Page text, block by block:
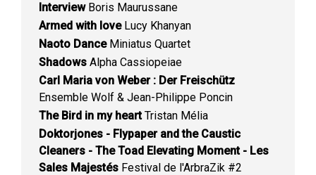
InterviewBoris Maurussane
Armed with loveLucy Khanyan
Naoto DanceMiniatus Quartet
Shadows Alpha Cassiopeiae
Carl Maria von Weber : Der Freischütz
Ensemble Wolf & Jean-Philippe Poncin
The Bird in my heartTristan Mélia
Doktorjones - Flypaper and the Caustic
Cleaners - The Toad Elevating Moment - Les
Sales Majestés Festival de l'ArbraZik #2